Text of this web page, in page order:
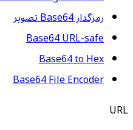
رمزگذار Base64 تصویر
Base64 URL-safe
Base64 to Hex
Base64 File Encoder
URL